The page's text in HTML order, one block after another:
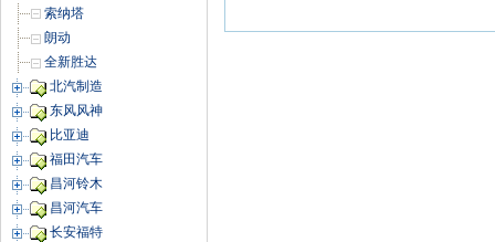
索纳塔
朗动
全新胜达
北汽制造
东风风神
比亚迪
福田汽车
昌河铃木
昌河汽车
长安福特